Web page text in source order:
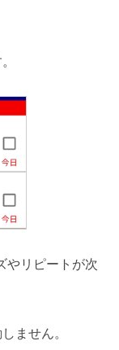
やリピートが次
ません。